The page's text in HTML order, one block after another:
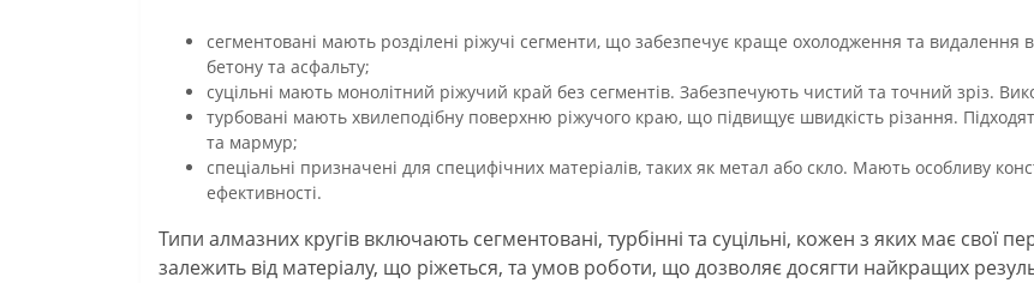
сегментовані мають розділені ріжучі сегменти, що забезпечує краще охолодження та видалення
бетону та асфальту;
суцільні мають монолітний ріжучий край без сегментів. Забезпечують чистий та точний зріз.
турбовані мають хвилеподібну поверхню ріжучого краю, що підвищує швидкість різання.
та мармур;
спеціальні призначені для специфічних матеріалів, таких як метал або скло. Мають особливу
ефективності.
Типи алмазних кругів включають сегментовані, турбінні та суцільні, кожен з яких має свої
залежить від матеріалу, що ріжеться, та умов роботи, що дозволяє досягти найкращих